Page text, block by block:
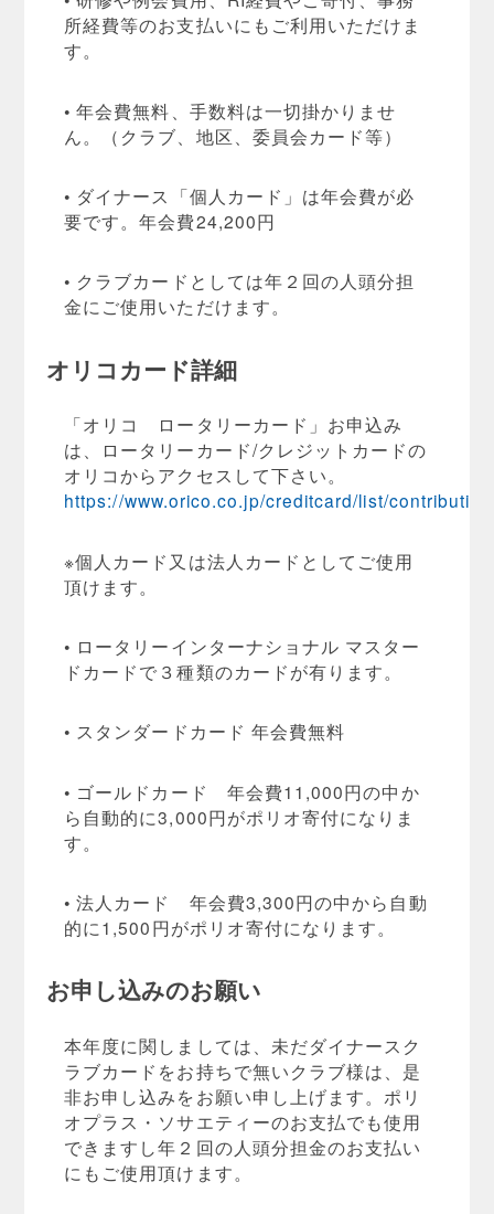
所経費等のお支払いにもご利用いただけま
す。
• 年会費無料、手数料は一切掛かりませ
ん。（クラブ、地区、委員会カード等）
• ダイナース「個人カード」は年会費が必
要です。年会費24,200円
• クラブカードとしては年２回の人頭分担
金にご使用いただけます。
オリコカード詳細
「オリコ ロータリーカード」お申込み
は、ロータリーカード/クレジットカードの
オリコからアクセスして下さい。
https://www.orico.co.jp/creditcard/list/
※個人カード又は法人カードとしてご使用
頂けます。
• ロータリーインターナショナル マスター
ドカードで３種類のカードが有ります。
• スタンダードカード 年会費無料
• ゴールドカード 年会費11,000円の中か
ら自動的に3,000円がポリオ寄付になりま
す。
• 法人カード 年会費3,300円の中から自動
的に1,500円がポリオ寄付になります。
お申し込みのお願い
本年度に関しましては、未だダイナースク
ラブカードをお持ちで無いクラブ様は、是
非お申し込みをお願い申し上げます。ポリ
オプラス・ソサエティーのお支払でも使用
できますし年２回の人頭分担金のお支払い
にもご使用頂けます。